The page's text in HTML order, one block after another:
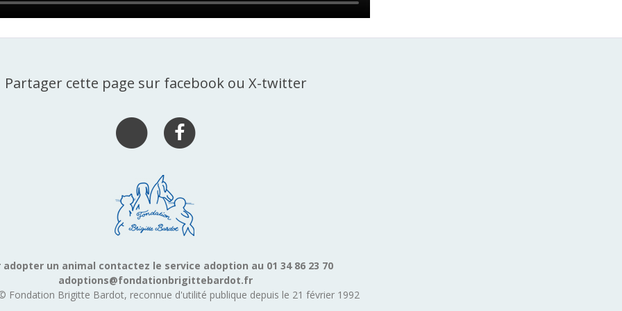
Partager cette page sur facebook ou X-twitter
adopter un animal contactez le service adoption au 01 34 86 23 70
adoptions@fondationbrigittebardot.fr
Fondation Brigitte Bardot, reconnue d'utilité publique depuis le 21 février 1992